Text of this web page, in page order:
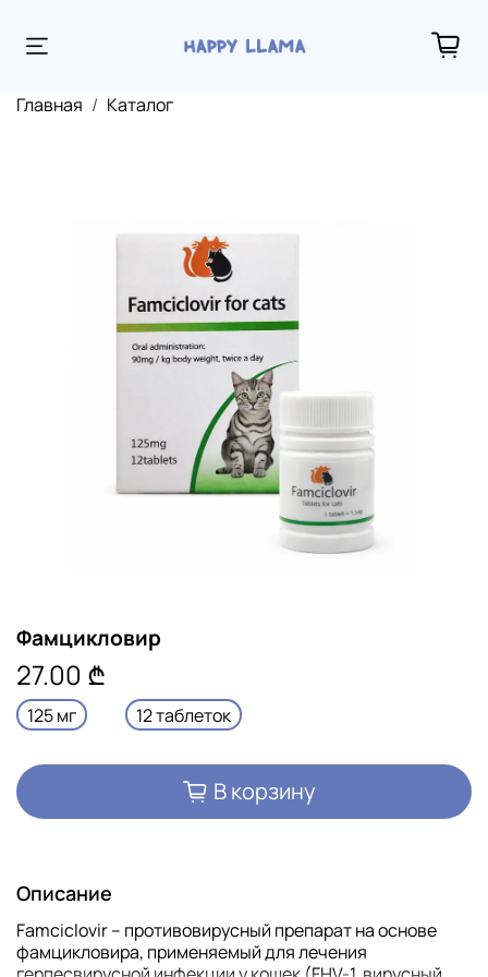
Главная Каталог
Фамцикловир
27.00 ₾
125 мг 12 таблеток
В корзину
Описание
Famciclovir – противовирусный препарат на основе
фамцикловира, применяемый для лечения